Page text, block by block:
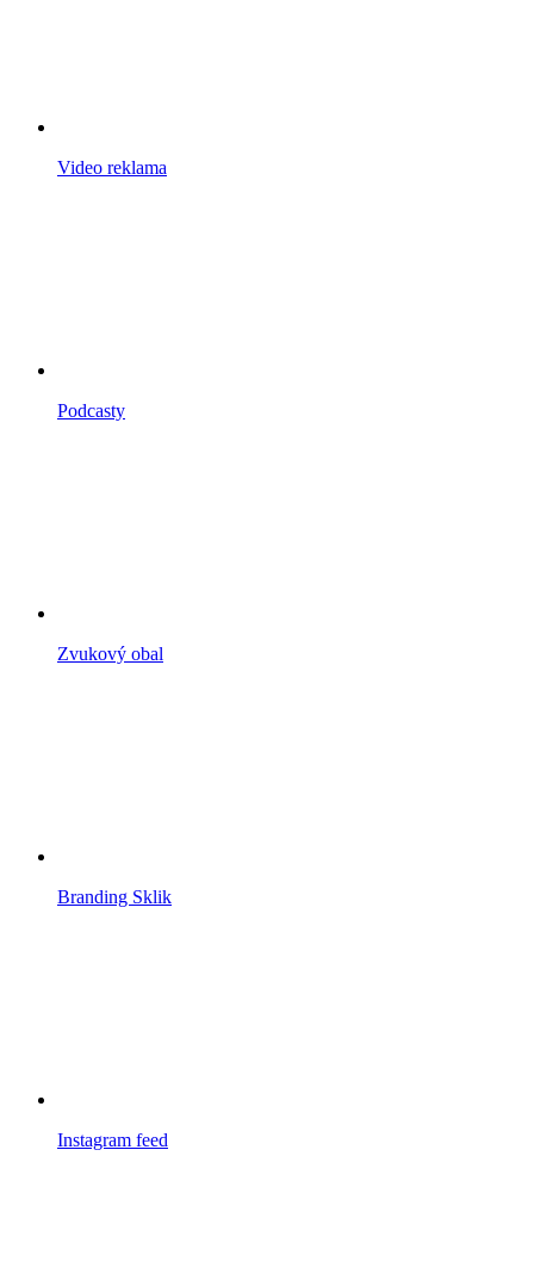
Video reklama
Podcasty
Zvukový obal
Branding Sklik
Instagram feed